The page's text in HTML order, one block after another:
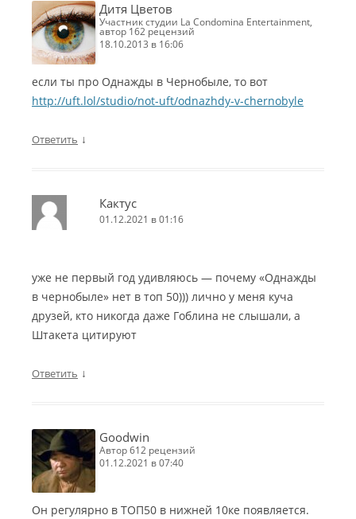
Дитя Цветов
участник студии La Condomina Entertainment,
автор 162 рецензий
18.10.2013 в 16:06
если ты про Однажды в Чернобыле, то вот
http://uft.lol/studio/not-uft/odnazhdy-v-chernobyle
Ответить ↓
Кактус
01.12.2021 в 01:16
уже не первый год удивляюсь — почему «Однажды
в чернобыле» нет в топ 50))) лично у меня куча
друзей, кто никогда даже Гоблина не слышали, а
Штакета цитируют
Ответить ↓
Goodwin
автор 612 рецензий
01.12.2021 в 07:40
Он регулярно в ТОП50 в нижней 10ке появляется.